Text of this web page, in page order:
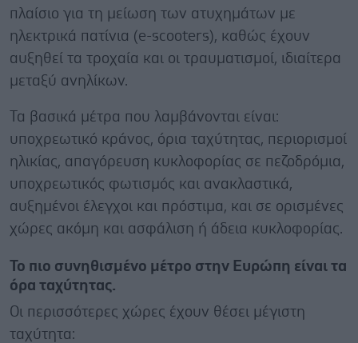
πλαίσιο για τη μείωση των ατυχημάτων με
ηλεκτρικά πατίνια (e-scooters), καθώς έχουν
αυξηθεί τα τροχαία και οι τραυματισμοί, ιδιαίτερα
μεταξύ ανηλίκων.
Τα βασικά μέτρα που λαμβάνονται είναι:
υποχρεωτικό κράνος, όρια ταχύτητας, περιορισμοί
ηλικίας, απαγόρευση κυκλοφορίας σε πεζοδρόμια,
υποχρεωτικός φωτισμός και ανακλαστικά,
αυξημένοι έλεγχοι και πρόστιμα, και σε ορισμένες
χώρες ακόμη και ασφάλιση ή άδεια κυκλοφορίας.
Το πιο συνηθισμένο μέτρο στην Ευρώπη είναι τα
όρα ταχύτητας.
Οι περισσότερες χώρες έχουν θέσει μέγιστη
ταχύτητα: